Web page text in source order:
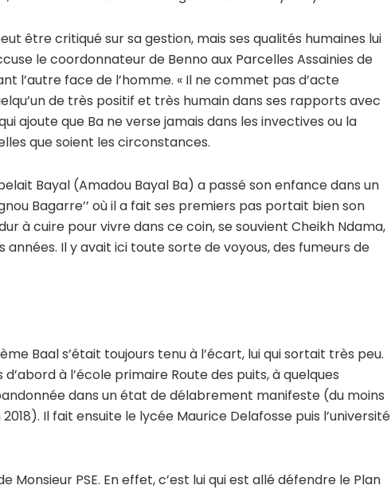
être critiqué sur sa gestion, mais ses qualités humaines lui
le coordonnateur de Benno aux Parcelles Assainies de
l’autre face de l’homme. « Il ne commet pas d’acte
de très positif et très humain dans ses rapports avec
ajoute que Ba ne verse jamais dans les invectives ou la
que soient les circonstances.
Bayal (Amadou Bayal Ba) a passé son enfance dans un
Bagarre’’ où il a fait ses premiers pas portait bien son
à cuire pour vivre dans ce coin, se souvient Cheikh Ndama,
années. Il y avait ici toute sorte de voyous, des fumeurs de
Baal s’était toujours tenu à l’écart, lui qui sortait très peu.
d’abord à l’école primaire Route des puits, à quelques
dans un état de délabrement manifeste (du moins
Il fait ensuite le lycée Maurice Delafosse puis l’université
Monsieur PSE. En effet, c’est lui qui est allé défendre le Plan